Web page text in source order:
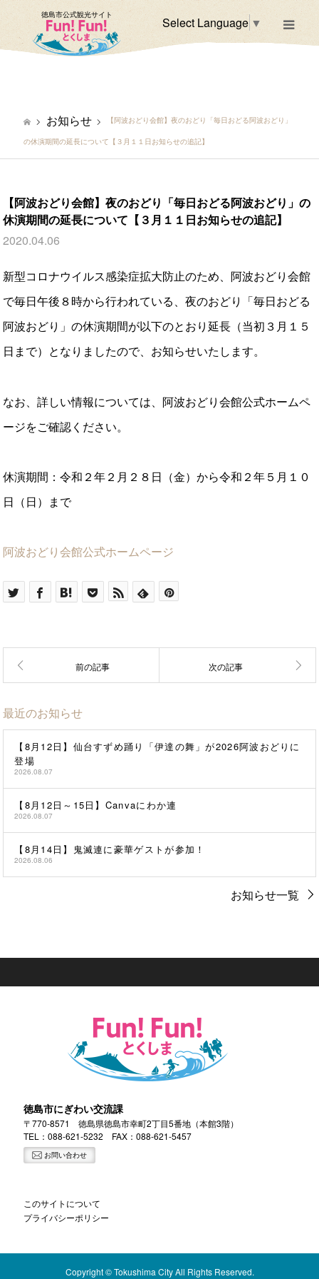
徳島市公式観光サイト Select Language ▼
お知らせ 【阿波おどり会館】夜のおどり「毎日おどる阿波おどり」
の休演期間の延長について【３月１１日お知らせの追記】
【阿波おどり会館】夜のおどり「毎日おどる阿波おどり」の
休演期間の延長について【３月１１日お知らせの追記】
2020.04.06
新型コロナウイルス感染症拡大防止のため、阿波おどり会館
で毎日午後８時から行われている、夜のおどり「毎日おどる
阿波おどり」の休演期間が以下のとおり延長（当初３月１５
日まで）となりましたので、お知らせいたします。
なお、詳しい情報については、阿波おどり会館公式ホームペ
ージをご確認ください。
休演期間：令和２年２月２８日（金）から令和２年５月１０
日（日）まで
阿波おどり会館公式ホームページ
最近のお知らせ
【8月12日】仙台すずめ踊り「伊達の舞」が2026阿波おどりに
登場
2026.08.07
【8月12日～15日】Canvaにわか連
2026.08.07
【8月14日】鬼滅連に豪華ゲストが参加！
2026.08.06
お知らせ一覧
徳島市にぎわい交流課
〒770-8571 徳島県徳島市幸町2丁目5番地（本館3階）
TEL：088-621-5232 FAX：088-621-5457
お問い合わせ
このサイトについて
プライバシーポリシー
Copyright © Tokushima City All Rights Reserved.